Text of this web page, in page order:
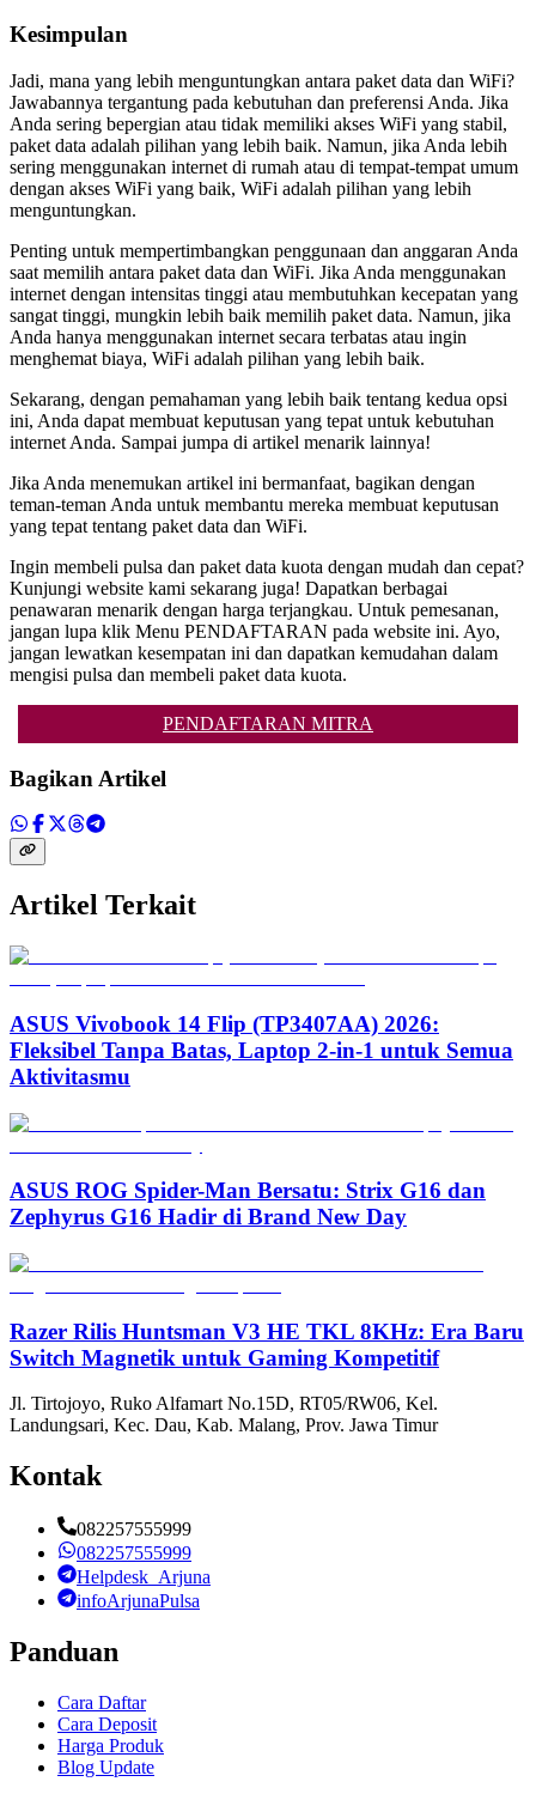
Kesimpulan
Jadi, mana yang lebih menguntungkan antara paket data dan WiFi?
Jawabannya tergantung pada kebutuhan dan preferensi Anda. Jika
Anda sering bepergian atau tidak memiliki akses WiFi yang stabil,
paket data adalah pilihan yang lebih baik. Namun, jika Anda lebih
sering menggunakan internet di rumah atau di tempat-tempat umum
dengan akses WiFi yang baik, WiFi adalah pilihan yang lebih
menguntungkan.
Penting untuk mempertimbangkan penggunaan dan anggaran Anda
saat memilih antara paket data dan WiFi. Jika Anda menggunakan
internet dengan intensitas tinggi atau membutuhkan kecepatan yang
sangat tinggi, mungkin lebih baik memilih paket data. Namun, jika
Anda hanya menggunakan internet secara terbatas atau ingin
menghemat biaya, WiFi adalah pilihan yang lebih baik.
Sekarang, dengan pemahaman yang lebih baik tentang kedua opsi
ini, Anda dapat membuat keputusan yang tepat untuk kebutuhan
internet Anda. Sampai jumpa di artikel menarik lainnya!
Jika Anda menemukan artikel ini bermanfaat, bagikan dengan
teman-teman Anda untuk membantu mereka membuat keputusan
yang tepat tentang paket data dan WiFi.
Ingin membeli pulsa dan paket data kuota dengan mudah dan cepat?
Kunjungi website kami sekarang juga! Dapatkan berbagai
penawaran menarik dengan harga terjangkau. Untuk pemesanan,
jangan lupa klik Menu PENDAFTARAN pada website ini. Ayo,
jangan lewatkan kesempatan ini dan dapatkan kemudahan dalam
mengisi pulsa dan membeli paket data kuota.
PENDAFTARAN MITRA
Bagikan Artikel
Artikel Terkait
ASUS Vivobook 14 Flip (TP3407AA) 2026:
Fleksibel Tanpa Batas, Laptop 2-in-1 untuk Semua
Aktivitasmu
ASUS ROG Spider-Man Bersatu: Strix G16 dan
Zephyrus G16 Hadir di Brand New Day
Razer Rilis Huntsman V3 HE TKL 8KHz: Era Baru
Switch Magnetik untuk Gaming Kompetitif
Jl. Tirtojoyo, Ruko Alfamart No.15D, RT05/RW06, Kel.
Landungsari, Kec. Dau, Kab. Malang, Prov. Jawa Timur
Kontak
082257555999
082257555999
Helpdesk_Arjuna
infoArjunaPulsa
Panduan
Cara Daftar
Cara Deposit
Harga Produk
Blog Update